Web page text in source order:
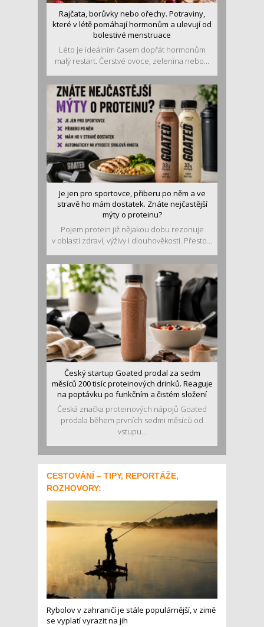
Rajčata, borůvky nebo ořechy. Potraviny,
které v létě pomáhají hormonům a ulevují od
bolestivé menstruace
Léto je ideálním časem dopřát hormonům
malý restart. Čerstvé ovoce, zelenina nebo...
Je jen pro sportovce, přiberu po něm a ve
stravě ho mám dostatek. Znáte nejčastější
mýty o proteinu?
Pojem protein již nějakou dobu rezonuje
v oblasti zdraví, výživy i dlouhověkosti. Přesto...
Český startup Goated prodal za sedm
měsíců 200 tisíc proteinových drinků. Reaguje
na poptávku po funkčním a čistém složení
Česká značka proteinových nápojů Goated
prodala během prvních sedmi měsíců od
vstupu...
CESTOVÁNÍ – TIPY, REPORTÁŽE,
ROZHOVORY:
Rybolov v zahraničí je stále populárnější, v zimě
se vyplatí vyrazit na jih